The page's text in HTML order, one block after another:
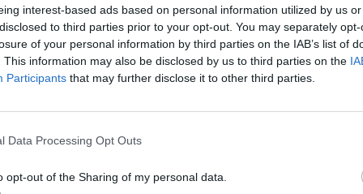
interest-based ads based on personal information utilized by us
to third parties prior to your opt-out. You may separately
of your personal information by third parties on the IAB’s list of
This information may also be disclosed by us to third parties on the
Participants that may further disclose it to other third parties.
Data Processing Opt Outs
opt-out of the Sharing of my personal data.
zivatarokra is lehet számítani.